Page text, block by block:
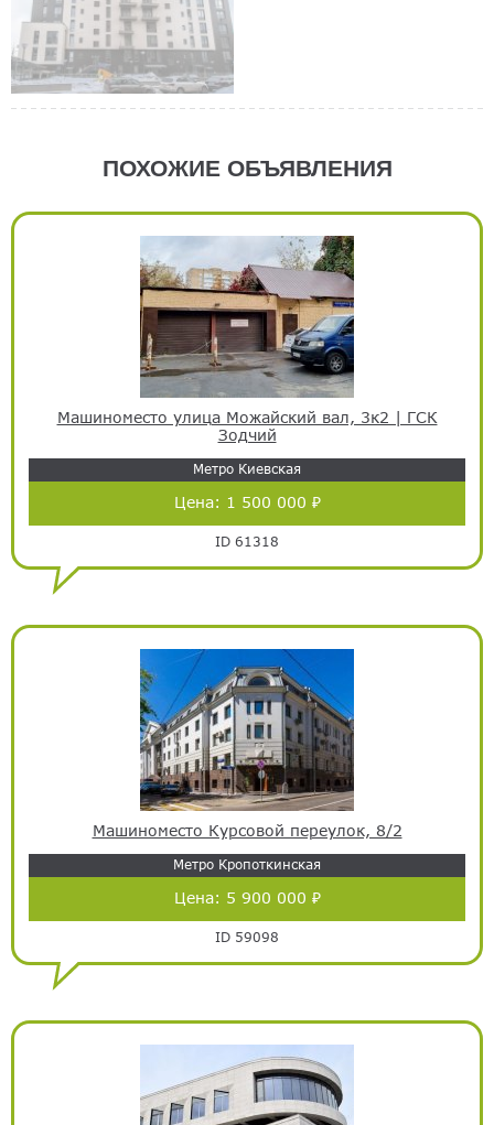
ПОХОЖИЕ ОБЪЯВЛЕНИЯ
Машиноместо улица Можайский вал, 3к2 | ГСК
Зодчий
Метро Киевская
Цена: 1 500 000 ₽
ID 61318
Машиноместо Курсовой переулок, 8/2
Метро Кропоткинская
Цена: 5 900 000 ₽
ID 59098